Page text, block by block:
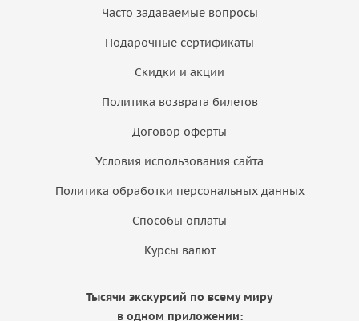
Часто задаваемые вопросы
Подарочные сертификаты
Скидки и акции
Политика возврата билетов
Договор оферты
Условия использования сайта
Политика обработки персональных данных
Способы оплаты
Курсы валют
Тысячи экскурсий по всему миру
в одном приложении: